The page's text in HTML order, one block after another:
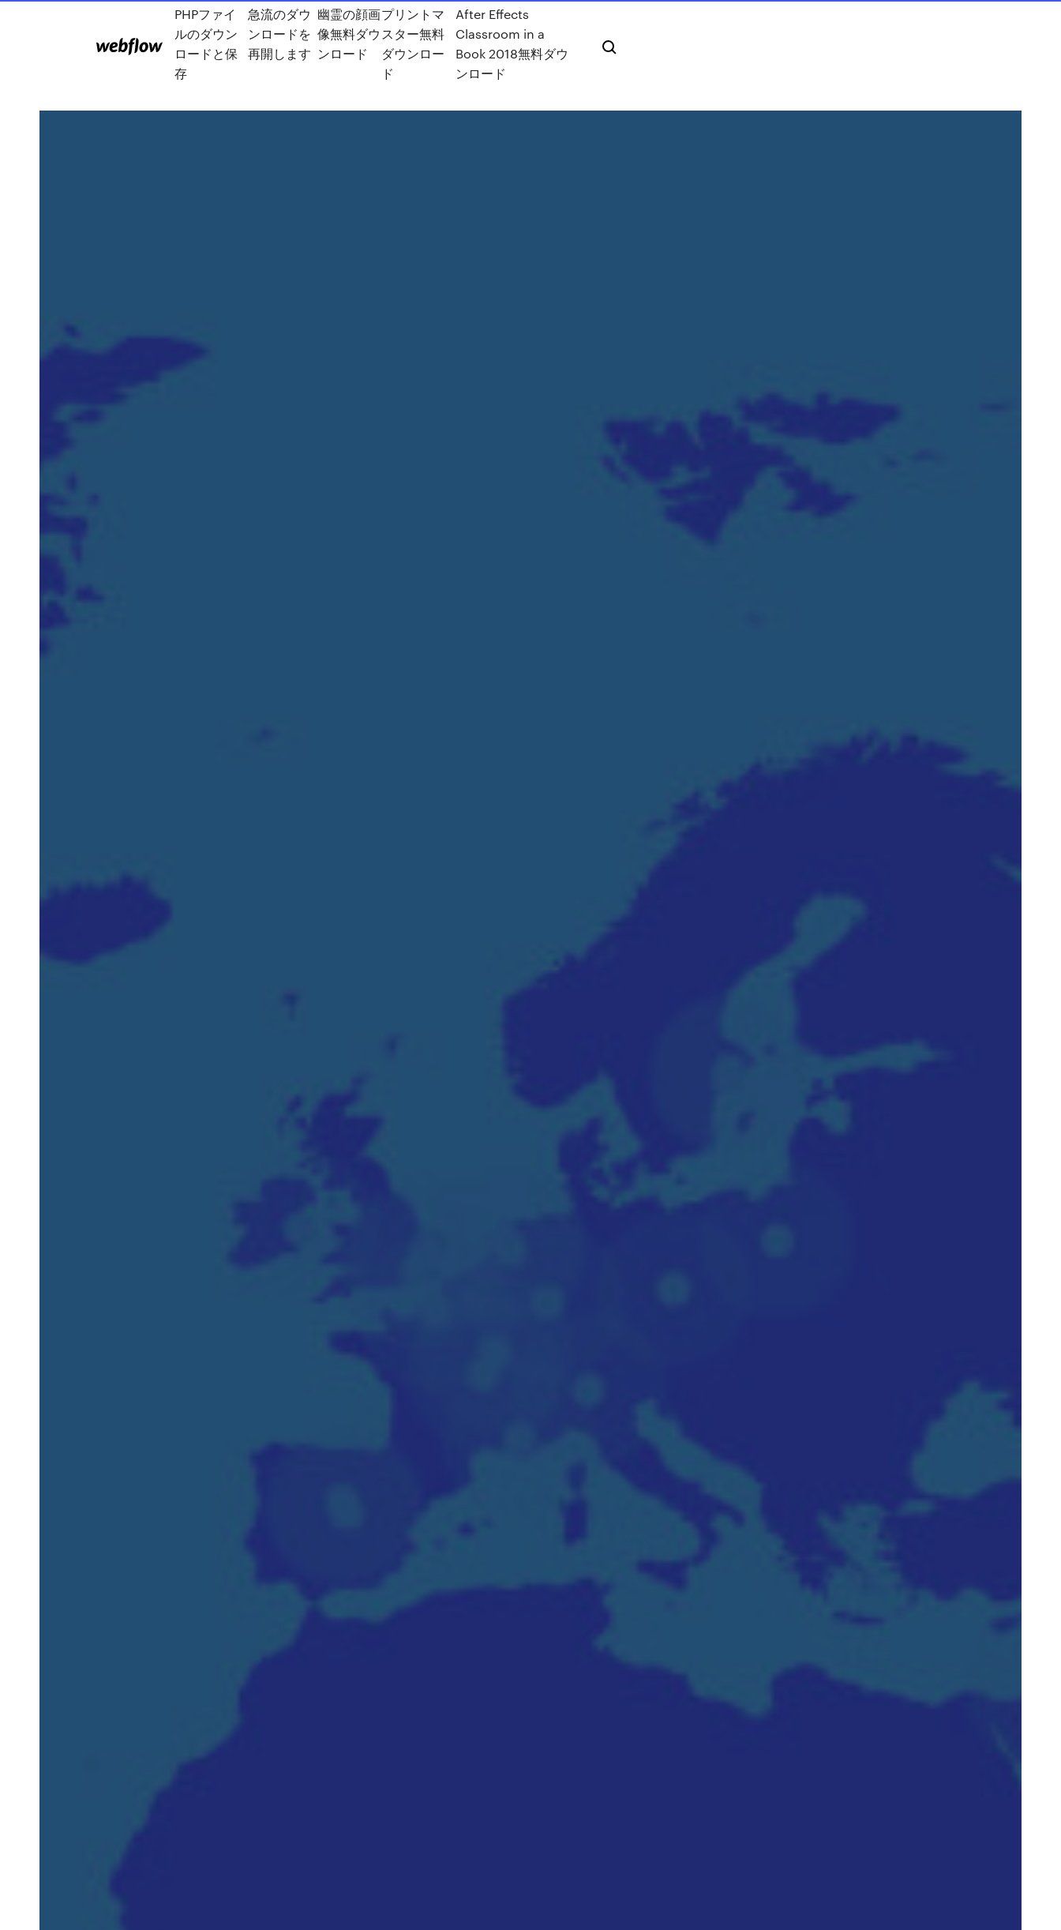
PHPファイ
ルのダウン
ロードと保
存
急流のダウ
ンロードを
再開します
幽霊の顔画
像無料ダウ
ンロード
プリントマ
スター無料
ダウンロー
ド
After Effects
Classroom in a
Book 2018無料ダウ
ンロード